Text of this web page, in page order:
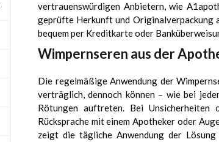
vertrauenswürdigen Anbietern, wie
geprüfte Herkunft und Originalverpackung
bequem per Kreditkarte oder
Wimpernseren aus der
Die regelmäßige Anwendung der
verträglich, dennoch können – wie bei
Rötungen auftreten. Bei Unsicherheiten
Rücksprache mit einem Apotheker oder
zeigt die tägliche Anwendung der